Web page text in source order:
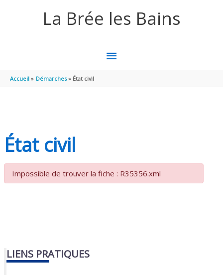
La Brée les Bains
MENU
Accueil Démarches État civil
État civil
Impossible de trouver la fiche : R35356.xml
LIENS PRATIQUES